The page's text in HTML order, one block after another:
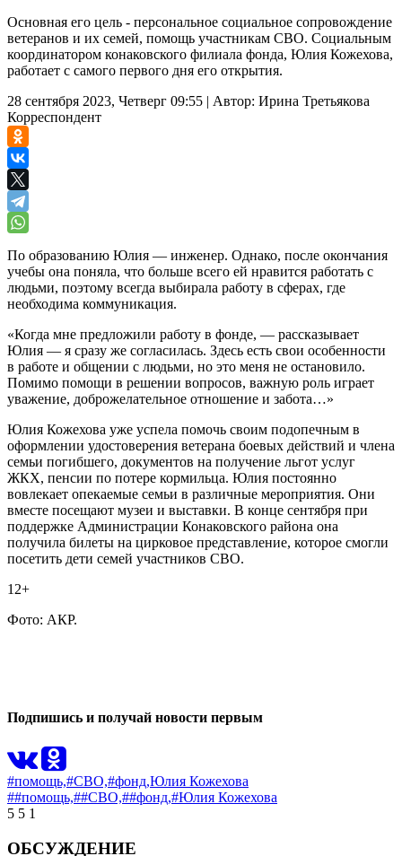
Основная его цель - персональное социальное сопровождение
ветеранов и их семей, помощь участникам СВО. Социальным
координатором конаковского филиала фонда, Юлия Кожехова,
работает с самого первого дня его открытия.
28 сентября 2023, Четверг 09:55 | Автор: Ирина Третьякова
Корреспондент
По образованию Юлия — инженер. Однако, после окончания
учебы она поняла, что больше всего ей нравится работать с
людьми, поэтому всегда выбирала работу в сферах, где
необходима коммуникация.
«Когда мне предложили работу в фонде, — рассказывает
Юлия — я сразу же согласилась. Здесь есть свои особенности
в работе и общении с людьми, но это меня не остановило.
Помимо помощи в решении вопросов, важную роль играет
уважение, доброжелательное отношение и забота…»
Юлия Кожехова уже успела помочь своим подопечным в
оформлении удостоверения ветерана боевых действий и члена
семьи погибшего, документов на получение льгот услуг
ЖКХ, пенсии по потере кормильца. Юлия постоянно
вовлекает опекаемые семьи в различные мероприятия. Они
вместе посещают музеи и выставки. В конце сентября при
поддержке Администрации Конаковского района она
получила билеты на цирковое представление, которое смогли
посетить дети семей участников СВО.
12+
Фото: АКР.
Подпишись и получай новости первым
#помощь,#СВО,#фонд,Юлия Кожехова
##помощь,##СВО,##фонд,#Юлия Кожехова
5 5 1
ОБСУЖДЕНИЕ